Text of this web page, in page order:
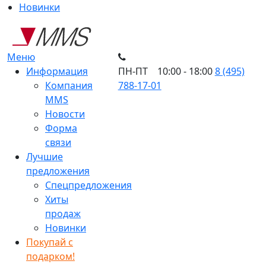
Новинки
Меню
Информация
Компания
MMS
Новости
Форма
связи
Лучшие
предложения
Спецпредложения
Хиты
продаж
Новинки
Покупай с
подарком!
ПН-ПТ 10:00 - 18:008 (495)
788-17-01